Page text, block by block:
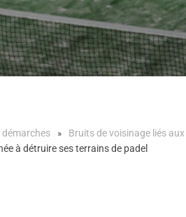
démarches Bruits de voisinage liés
à détruire ses terrains de padel